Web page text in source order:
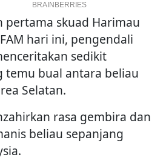
pertama skuad Harimau
hari ini, pengendali
sedikit
temu bual antara beliau
Selatan.
rasa gembira dan
beliau sepanjang